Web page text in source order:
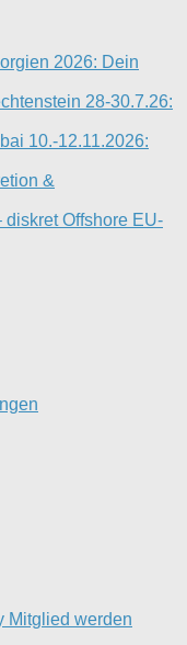
2026: Dein
28-30.7.26:
10.-12.11.2026:
&
diskret Offshore EU-
Mitglied werden